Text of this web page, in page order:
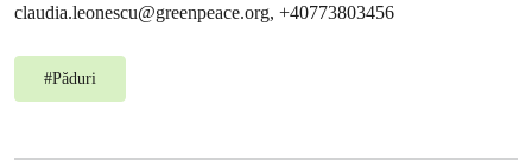
claudia.leonescu@greenpeace.org, +40773803456
#Păduri